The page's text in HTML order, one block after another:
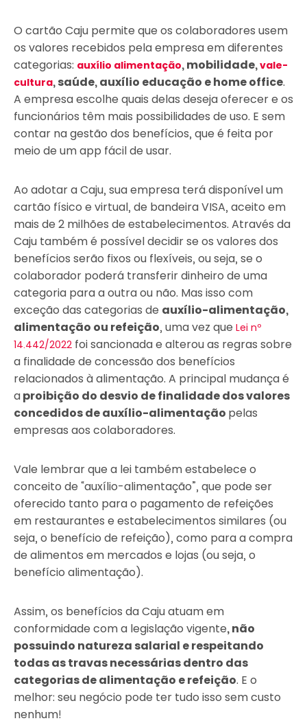
O cartão Caju permite que os colaboradores usem
os valores recebidos pela empresa em diferentes
categorias: auxílio alimentação, mobilidade,vale-
cultura, saúde, auxílio educação e home office.
A empresa escolhe quais delas deseja oferecer e os
funcionários têm mais possibilidades de uso. E sem
contar na gestão dos benefícios, que é feita por
meio de um app fácil de usar.
Ao adotar a Caju, sua empresa terá disponível um
cartão físico e virtual, de bandeira VISA, aceito em
mais de 2 milhões de estabelecimentos. Através da
Caju também é possível decidir se os valores dos
benefícios serão fixos ou flexíveis, ou seja, se o
colaborador poderá transferir dinheiro de uma
categoria para a outra ou não. Mas isso com
exceção das categorias de auxílio-alimentação,
alimentação ou refeição, uma vez que Lei nº
14.442/2022 foi sancionada e alterou as regras sobre
a finalidade de concessão dos benefícios
relacionados à alimentação. A principal mudança é
aproibição do desvio de finalidade dos valores
concedidos de auxílio-alimentação pelas
empresas aos colaboradores.
Vale lembrar que a lei também estabelece o
conceito de “auxílio-alimentação”, que pode ser
oferecido tanto para o pagamento de refeições
em restaurantes e estabelecimentos similares (ou
seja, o benefício de refeição), como para a compra
de alimentos em mercados e lojas (ou seja, o
benefício alimentação).
Assim, os benefícios da Caju atuam em
conformidade com a legislação vigente, não
possuindo natureza salarial e respeitando
todas as travas necessárias dentro das
categorias de alimentação e refeição. E o
melhor: seu negócio pode ter tudo isso sem custo
nenhum!